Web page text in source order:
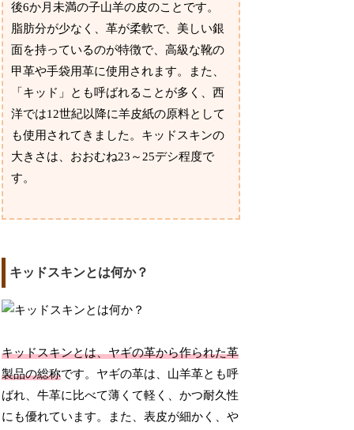
後6か月未満の子山羊の皮のことです。
脂肪分が少なく、革が柔軟で、美しい銀
面を持っているのが特徴で、高級な靴の
甲革や手袋用革に使用されます。また、
「キッド」とも呼ばれることが多く、西
洋では12世紀以降に羊皮紙の原料として
も使用されてきました。キッドスキンの
大きさは、おおむね23～25デシ程度で
す。
キッドスキンとは何か？
キッドスキンとは、ヤギの革から作られた革
製品の総称です。ヤギの革は、山羊革とも呼
ばれ、牛革に比べて薄くて軽く、かつ耐久性
にも優れています。また、表皮が細かく、や